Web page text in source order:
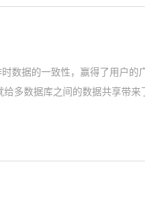
据的一致性，赢得了用户的
给多数据库之间的数据共享